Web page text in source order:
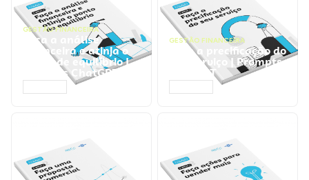
GESTÃO FINANCEIRA
Faça a análise
financeira e atinja o
ponto de equilíbrio |
Prompts ChatGPT
GESTÃO FINANCEIRA
Faça a precificação do
seu serviço | Prompts
ChatGPT